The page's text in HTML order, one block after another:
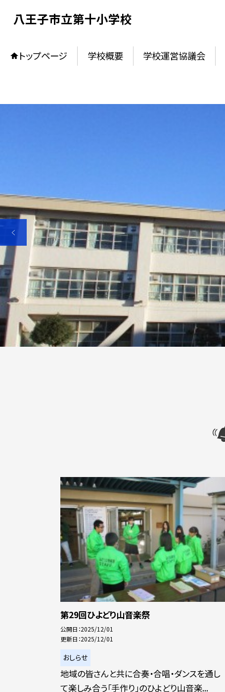
八王子市立第十小学校
トップページ 学校概要 学校運営協議会
第29回ひよどり山音楽祭
公開日 2025/12/01
更新日 2025/12/01
おしらせ
地域の皆さんと共に合奏・合唱・ダンスを通し
て楽しみ合う「手作り」のひよどり山音楽...